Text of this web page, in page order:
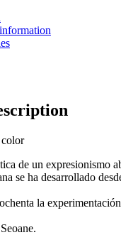
color
de un expresionismo
se ha desarrollado
la